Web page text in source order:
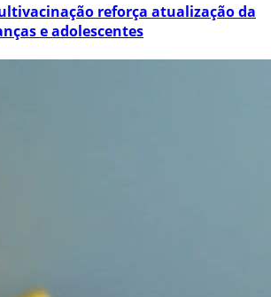
reforça atualização da
e adolescentes